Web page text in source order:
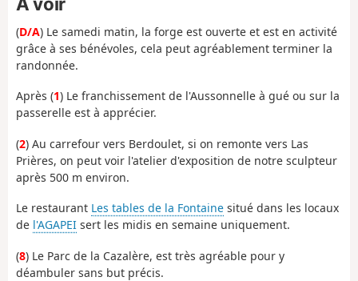
(D/A) Le samedi matin, la forge est ouverte et est en activité
grâce à ses bénévoles, cela peut agréablement terminer la
randonnée.
Après (1) Le franchissement de l'Aussonnelle à gué ou sur la
passerelle est à apprécier.
(2) Au carrefour vers Berdoulet, si on remonte vers Las
Prières, on peut voir l'atelier d'exposition de notre sculpteur
après 500 m environ.
Le restaurant Les tables de la Fontaine situé dans les locaux
de l'AGAPEI sert les midis en semaine uniquement.
(8) Le Parc de la Cazalère, est très agréable pour y
déambuler sans but précis.